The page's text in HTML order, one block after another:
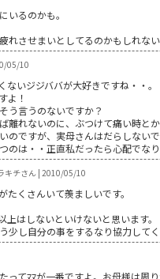
いるのかも。
れさせまいとしてるのかもしれない
05/10
いジジババが大好きですね・・。
よ！
う言うのないですか？
離れないのに、ぶつけて痛い時と
のですが、実母さんはだらしないで
のは・・正直私だったら心配でなり
キチさん | 2010/05/10
たくさんいて羨ましいです。
はしないといけないと思います。
少し自分の事をするなり協力して
ってﾏﾏが一番ですよ。お母様は周